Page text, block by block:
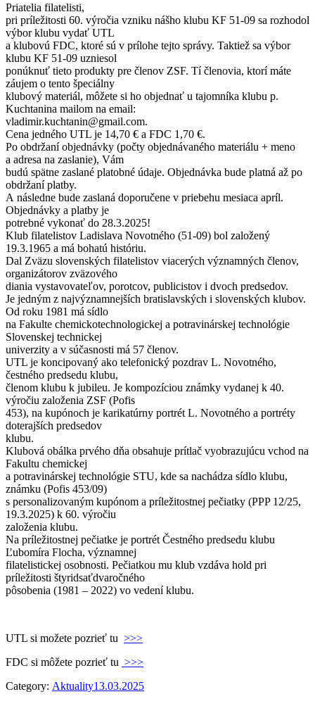
Priatelia filatelisti,
pri príležitosti 60. výročia vzniku nášho klubu KF 51-09 sa rozhodol
výbor klubu vydať UTL
a klubovú FDC, ktoré sú v prílohe tejto správy. Taktiež sa výbor
klubu KF 51-09 uzniesol
ponúknuť tieto produkty pre členov ZSF. Tí členovia, ktorí máte
záujem o tento špeciálny
klubový materiál, môžete si ho objednať u tajomníka klubu p.
Kuchtanina mailom na email:
vladimir.kuchtanin@gmail.com.
Cena jedného UTL je 14,70 € a FDC 1,70 €.
Po obdržaní objednávky (počty objednávaného materiálu + meno
a adresa na zaslanie), Vám
budú spätne zaslané platobné údaje. Objednávka bude platná až po
obdržaní platby.
A následne bude zaslaná doporučene v priebehu mesiaca apríl.
Objednávky a platby je
potrebné vykonať do 28.3.2025!
Klub filatelistov Ladislava Novotného (51-09) bol založený
19.3.1965 a má bohatú históriu.
Dal Zväzu slovenských filatelistov viacerých významných členov,
organizátorov zväzového
diania vystavovateľov, porotcov, publicistov i dvoch predsedov.
Je jedným z najvýznamnejších bratislavských i slovenských klubov.
Od roku 1981 má sídlo
na Fakulte chemickotechnologickej a potravinárskej technológie
Slovenskej technickej
univerzity a v súčasnosti má 57 členov.
UTL je koncipovaný ako telefonický pozdrav L. Novotného,
čestného predsedu klubu,
členom klubu k jubileu. Je kompozíciou známky vydanej k 40.
výročiu založenia ZSF (Pofis
453), na kupónoch je karikatúrny portrét L. Novotného a portréty
doterajších predsedov
klubu.
Klubová obálka prvého dňa obsahuje prítlač vyobrazujúcu vchod na
Fakultu chemickej
a potravinárskej technológie STU, kde sa nachádza sídlo klubu,
známku (Pofis 453/09)
s personalizovaným kupónom a príležitostnej pečiatky (PPP 12/25,
19.3.2025) k 60. výročiu
založenia klubu.
Na príležitostnej pečiatke je portrét Čestného predsedu klubu
Ľubomíra Flocha, významnej
filatelistickej osobnosti. Pečiatkou mu klub vzdáva hold pri
príležitosti štyridsaťdvaročného
pôsobenia (1981 – 2022) vo vedení klubu.
UTL si možete pozrieť tu >>>
FDC si môžete pozrieť tu >>>
Category: Aktuality13.03.2025